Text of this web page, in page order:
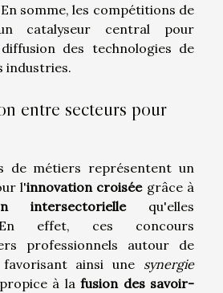
somme, les compétitions de
catalyseur central pour
des technologies de
industries.
entre secteurs pour
de métiers représentent un
l'innovation croiséegrâce à
intersectoriellequ'elles
En effet, ces concours
professionnels autour de
ainsi une synergie
à la fusion des savoir-